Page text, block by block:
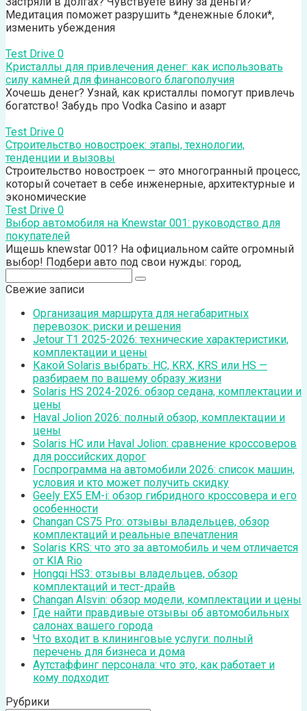
Медитация поможет разрушить *денежные блоки*,
изменить убеждения
Test Drive 0
Кристаллы для привлечения денег: как использовать
силу камней для финансового благополучия
Хочешь денег? Узнай, как кристаллы помогут привлечь
богатство! Забудь про Vodka Casino и азарт
Test Drive 0
Строительство новостроек: этапы, технологии,
тенденции и вызовы
Строительство новостроек — это многогранный процесс,
который сочетает в себе инженерные, архитектурные и
экономические
Test Drive 0
Выбор автомобиля на Knewstar 001: руководство для
покупателей
Ищешь knewstar 001? На официальном сайте огромный
выбор! Подбери авто под свои нужды: город,
Свежие записи
Организация маршрута для негабаритных
перевозок: риски и решения
Jetour T1 2025-2026: технические характеристики,
комплектации и цены
Какой Solaris выбрать: HC, KRX, KRS или HS —
разбираем по вашему образу жизни
Solaris HS 2024-2026: обзор седана, комплектации и
цены
Haval Jolion 2026: полный обзор, комплектации и
цены
Solaris HC или Haval Jolion: сравнение кроссоверов
для российских дорог
Госпрограмма на автомобили 2026: список машин,
условия и кто может получить скидку
Geely EX5 EM-i: обзор гибридного кроссовера и его
особенности
Changan CS75 Pro: отзывы владельцев, обзор
комплектаций и реальные впечатления
Solaris KRS: что это за автомобиль и чем отличается
от KIA Rio
Hongqi HS3: отзывы владельцев, обзор
комплектаций и тест-драйв
Changan Alsvin: обзор модели, комплектации и цены
Где найти правдивые отзывы об автомобильных
салонах вашего города
Что входит в клининговые услуги: полный
перечень для бизнеса и дома
Аутстаффинг персонала: что это, как работает и
кому подходит
Рубрики